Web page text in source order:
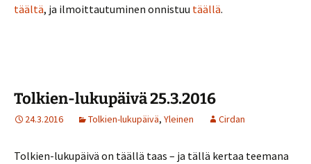
täältä, ja ilmoittautuminen onnistuu täällä.
Tolkien-lukupäivä 25.3.2016
24.3.2016 Tolkien-lukupäivä, Yleinen Cirdan
Tolkien-lukupäivä on täällä taas – ja tällä kertaa teemana